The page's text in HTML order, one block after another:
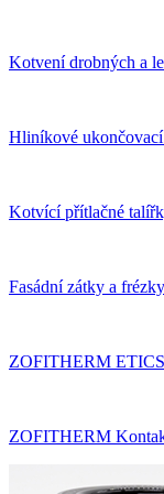
Kotvení drobných a
Hliníkové
Kotvící přítlačné
Fasádní zátky a frézky
ZOFITHERM
ZOFITHERM